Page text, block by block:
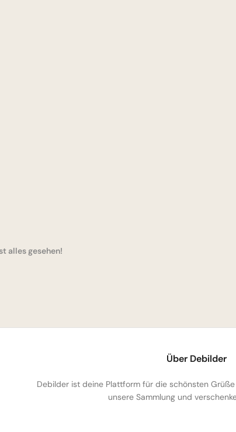
alles gesehen!
Über Debilder
Debilder ist deine Plattform für die schönsten
unsere Sammlung und